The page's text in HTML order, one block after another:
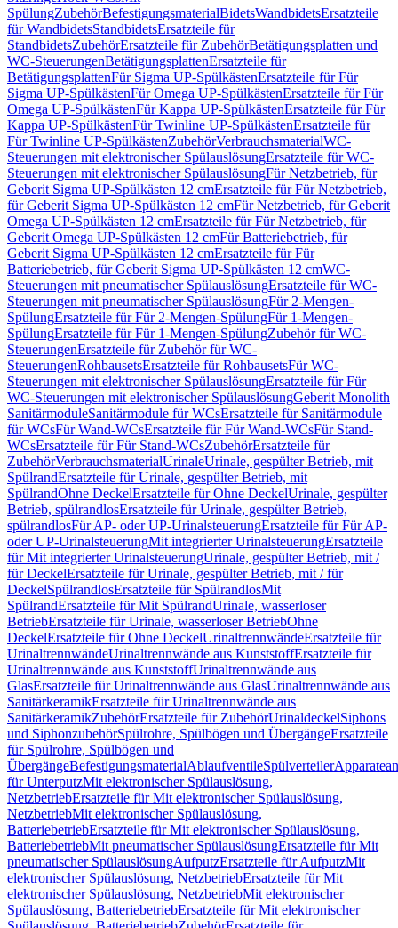
SpülungZubehörBefestigungsmaterialBidetsWandbidetsErsatzteile
für WandbidetsStandbidetsErsatzteile für
StandbidetsZubehörErsatzteile für ZubehörBetätigungsplatten und
WC-SteuerungenBetätigungsplattenErsatzteile für
BetätigungsplattenFür Sigma UP-SpülkästenErsatzteile für Für
Sigma UP-SpülkästenFür Omega UP-SpülkästenErsatzteile für Für
Omega UP-SpülkästenFür Kappa UP-SpülkästenErsatzteile für Für
Kappa UP-SpülkästenFür Twinline UP-SpülkästenErsatzteile für
Für Twinline UP-SpülkästenZubehörVerbrauchsmaterialWC-
Steuerungen mit elektronischer SpülauslösungErsatzteile für WC-
Steuerungen mit elektronischer SpülauslösungFür Netzbetrieb, für
Geberit Sigma UP-Spülkästen 12 cmErsatzteile für Für Netzbetrieb,
für Geberit Sigma UP-Spülkästen 12 cmFür Netzbetrieb, für Geberit
Omega UP-Spülkästen 12 cmErsatzteile für Für Netzbetrieb, für
Geberit Omega UP-Spülkästen 12 cmFür Batteriebetrieb, für
Geberit Sigma UP-Spülkästen 12 cmErsatzteile für Für
Batteriebetrieb, für Geberit Sigma UP-Spülkästen 12 cmWC-
Steuerungen mit pneumatischer SpülauslösungErsatzteile für WC-
Steuerungen mit pneumatischer SpülauslösungFür 2-Mengen-
SpülungErsatzteile für Für 2-Mengen-SpülungFür 1-Mengen-
SpülungErsatzteile für Für 1-Mengen-SpülungZubehör für WC-
SteuerungenErsatzteile für Zubehör für WC-
SteuerungenRohbausetsErsatzteile für RohbausetsFür WC-
Steuerungen mit elektronischer SpülauslösungErsatzteile für Für
WC-Steuerungen mit elektronischer SpülauslösungGeberit Monolith
SanitärmoduleSanitärmodule für WCsErsatzteile für Sanitärmodule
für WCsFür Wand-WCsErsatzteile für Für Wand-WCsFür Stand-
WCsErsatzteile für Für Stand-WCsZubehörErsatzteile für
ZubehörVerbrauchsmaterialUrinaleUrinale, gespülter Betrieb, mit
SpülrandErsatzteile für Urinale, gespülter Betrieb, mit
SpülrandOhne DeckelErsatzteile für Ohne DeckelUrinale, gespülter
Betrieb, spülrandlosErsatzteile für Urinale, gespülter Betrieb,
spülrandlosFür AP- oder UP-UrinalsteuerungErsatzteile für Für AP-
oder UP-UrinalsteuerungMit integrierter UrinalsteuerungErsatzteile
für Mit integrierter UrinalsteuerungUrinale, gespülter Betrieb, mit /
für DeckelErsatzteile für Urinale, gespülter Betrieb, mit / für
DeckelSpülrandlosErsatzteile für SpülrandlosMit
SpülrandErsatzteile für Mit SpülrandUrinale, wasserloser
BetriebErsatzteile für Urinale, wasserloser BetriebOhne
DeckelErsatzteile für Ohne DeckelUrinaltrennwändeErsatzteile für
UrinaltrennwändeUrinaltrennwände aus KunststoffErsatzteile für
Urinaltrennwände aus KunststoffUrinaltrennwände aus
GlasErsatzteile für Urinaltrennwände aus GlasUrinaltrennwände aus
SanitärkeramikErsatzteile für Urinaltrennwände aus
SanitärkeramikZubehörErsatzteile für ZubehörUrinaldeckelSiphons
und SiphonzubehörSpülrohre, Spülbögen und ÜbergängeErsatzteile
für Spülrohre, Spülbögen und
ÜbergängeBefestigungsmaterialAblaufventileSpülverteiler
für UnterputzMit elektronischer Spülauslösung,
NetzbetriebErsatzteile für Mit elektronischer Spülauslösung,
NetzbetriebMit elektronischer Spülauslösung,
BatteriebetriebErsatzteile für Mit elektronischer Spülauslösung,
BatteriebetriebMit pneumatischer SpülauslösungErsatzteile für Mit
pneumatischer SpülauslösungAufputzErsatzteile für AufputzMit
elektronischer Spülauslösung, NetzbetriebErsatzteile für Mit
elektronischer Spülauslösung, NetzbetriebMit elektronischer
Spülauslösung, BatteriebetriebErsatzteile für Mit elektronischer